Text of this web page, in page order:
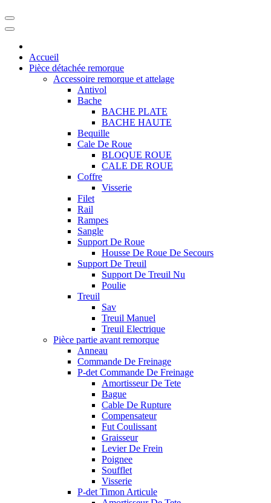
Accueil
Pièce détachée remorque
Accessoire remorque et attelage
Antivol
Bache
BACHE PLATE
BACHE HAUTE
Bequille
Cale De Roue
BLOQUE ROUE
CALE DE ROUE
Coffre
Visserie
Filet
Rail
Rampes
Sangle
Support De Roue
Housse De Roue De Secours
Support De Treuil
Support De Treuil Nu
Poulie
Treuil
Sav
Treuil Manuel
Treuil Electrique
Pièce partie avant remorque
Anneau
Commande De Freinage
P-det Commande De Freinage
Amortisseur De Tete
Bague
Cable De Rupture
Compensateur
Fut Coulissant
Graisseur
Levier De Frein
Poignee
Soufflet
Visserie
P-det Timon Articule